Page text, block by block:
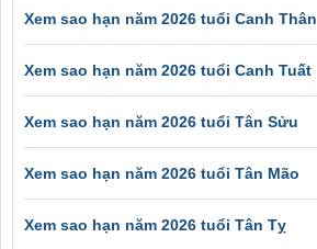
Xem sao hạn năm 2026 tuổi Canh Thân
Xem sao hạn năm 2026 tuổi Canh Tuất
Xem sao hạn năm 2026 tuổi Tân Sửu
Xem sao hạn năm 2026 tuổi Tân Mão
Xem sao hạn năm 2026 tuổi Tân Tỵ